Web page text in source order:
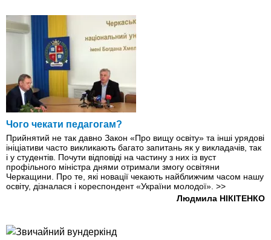
Чого чекати педагогам?
Прийнятий не так давно Закон «Про вищу освіту» та інші урядові
ініціативи часто викликають багато запитань як у викладачів, так
і у студентів. Почути відповіді на частину з них iз вуст
профільного міністра днями отримали змогу освітяни
Черкащини. Про те, які новації чекають найближчим часом нашу
освіту, дізналася і кореспондент «України молодої». >>
Людмила НІКІТЕНКО